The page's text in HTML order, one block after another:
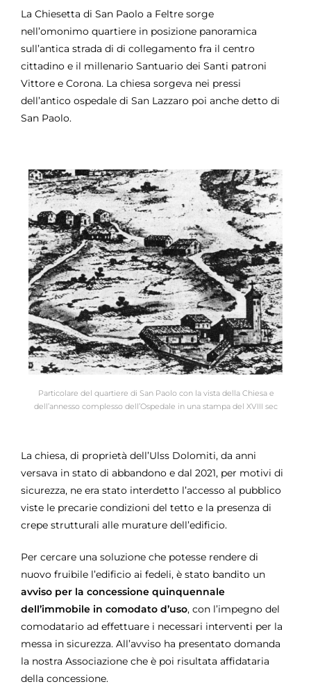
La Chiesetta di San Paolo a Feltre sorge
nell’omonimo quartiere in posizione panoramica
sull’antica strada di di collegamento fra il centro
cittadino e il millenario Santuario dei Santi patroni
Vittore e Corona. La chiesa sorgeva nei pressi
dell’antico ospedale di San Lazzaro poi anche detto di
San Paolo.
Particolare del quartiere di San Paolo con la vista della Chiesa e
dell’annesso complesso dell’Ospedale in una stampa del XVIII sec
La chiesa, di proprietà dell’Ulss Dolomiti, da anni
versava in stato di abbandono e dal 2021, per motivi di
sicurezza, ne era stato interdetto l’accesso al pubblico
viste le precarie condizioni del tetto e la presenza di
crepe strutturali alle murature dell’edificio.
Per cercare una soluzione che potesse rendere di
nuovo fruibile l’edificio ai fedeli, è stato bandito un
avviso per la concessione quinquennale
dell’immobile in comodato d’uso, con l’impegno del
comodatario ad effettuare i necessari interventi per la
messa in sicurezza. All’avviso ha presentato domanda
la nostra Associazione che è poi risultata affidataria
della concessione.